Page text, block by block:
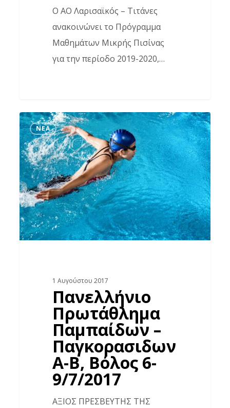
Ο ΑΟ Λαρισαϊκός – Τιτάνες
ανακοινώνει το Πρόγραμμα
Μαθημάτων Μικρής Πισίνας
για την περίοδο 2019-2020,…
Πανελλήνιο
Πρωτάθλημα
Παμπαίδων
Παγκορασιδων
Α-
Β,
Βόλος
ΝΈΑ
1 Αυγούστου 2017
Πανελλήνιο
Πρωτάθλημα
Παμπαίδων –
Παγκορασιδων
Α-Β, Βόλος 6-
9/7/2017
ΑΞΙΟΣ ΠΡΕΣΒΕΥΤΗΣ ΤΗΣ